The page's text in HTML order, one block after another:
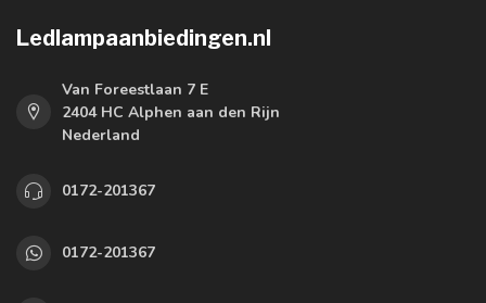
Ledlampaanbiedingen.nl
Van Foreestlaan 7 E
2404 HC Alphen aan den Rijn
Nederland
0172-201367
0172-201367